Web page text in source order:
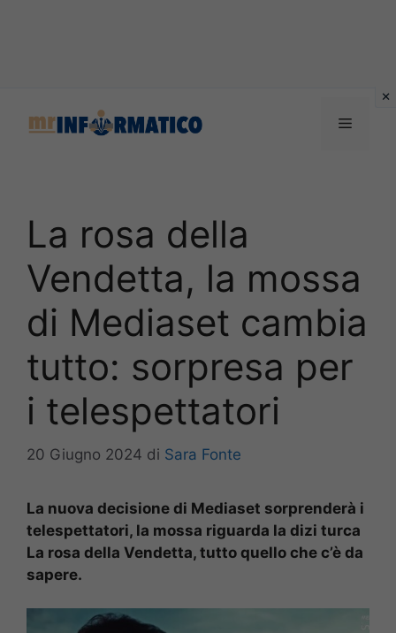
Menu
La rosa della
Vendetta, la mossa
di Mediaset cambia
tutto: sorpresa per
i telespettatori
20 Giugno 2024 di Sara Fonte
La nuova decisione di Mediaset sorprenderà i
telespettatori, la mossa riguarda la dizi turca
La rosa della Vendetta, tutto quello che c’è da
sapere.